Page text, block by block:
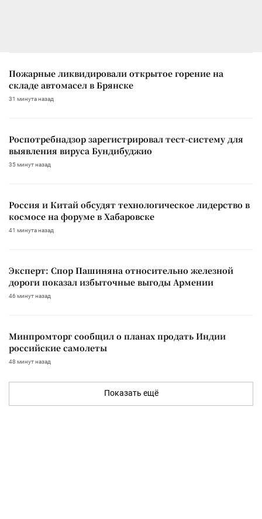
Пожарные ликвидировали открытое горение на
складе автомасел в Брянске
31 минута назад
Роспотребнадзор зарегистрировал тест-систему для
выявления вируса Бундибуджио
35 минут назад
Россия и Китай обсудят технологическое лидерство в
космосе на форуме в Хабаровске
41 минута назад
Эксперт: Спор Пашиняна относительно железной
дороги показал избыточные выгоды Армении
46 минут назад
Минпромторг сообщил о планах продать Индии
российские самолеты
48 минут назад
Показать ещё